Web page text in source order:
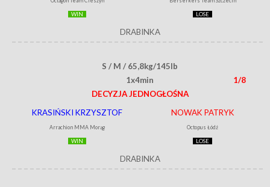
WIN LOSE
DRABINKA
S / M / 65,8kg/145lb
1x4min
1/8
DECYZJA JEDNOGŁOŚNA
KRASIŃSKI KRZYSZTOF
Arrachion MMA Morąg
WIN
NOWAK PATRYK
Octopus Łódź
LOSE
DRABINKA